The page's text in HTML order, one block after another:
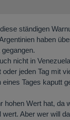
ständigen
haben
nicht in
jeden Tag mit
Tages kaputt
hohen Wert hat,
Aber wer will